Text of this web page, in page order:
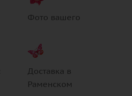
Фото вашего
Доставка в
Раменском